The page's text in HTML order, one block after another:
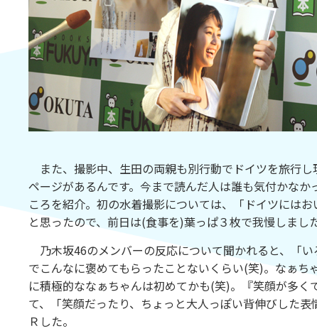
また、撮影中、生田の両親も別行動でドイツを旅行
ページがあるんです。今まで読んだ人は誰も気付かな
ころを紹介。初の水着撮影については、「ドイツには
と思ったので、前日は(食事を)葉っぱ３枚で我慢しまし
乃木坂46のメンバーの反応について聞かれると、「
でこんなに褒めてもらったことないくらい(笑)。なぁ
に積極的ななぁちゃんは初めてかも(笑)。『笑顔が多
て、「笑顔だったり、ちょっと大人っぽい背伸びした
Ｒした。